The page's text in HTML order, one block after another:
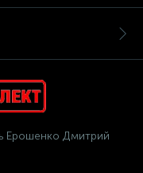
Ерошенко Дмитрий